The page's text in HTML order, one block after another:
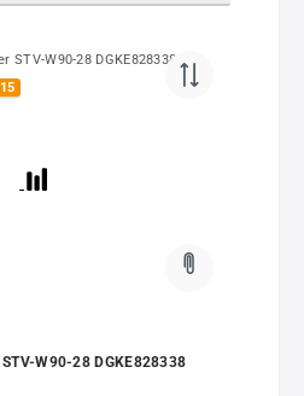
W90-28 DGKE828338